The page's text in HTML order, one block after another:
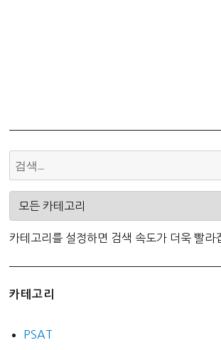
카테고리를 설정하면 검색 속도가 더욱 빨라
카테고리
PSAT